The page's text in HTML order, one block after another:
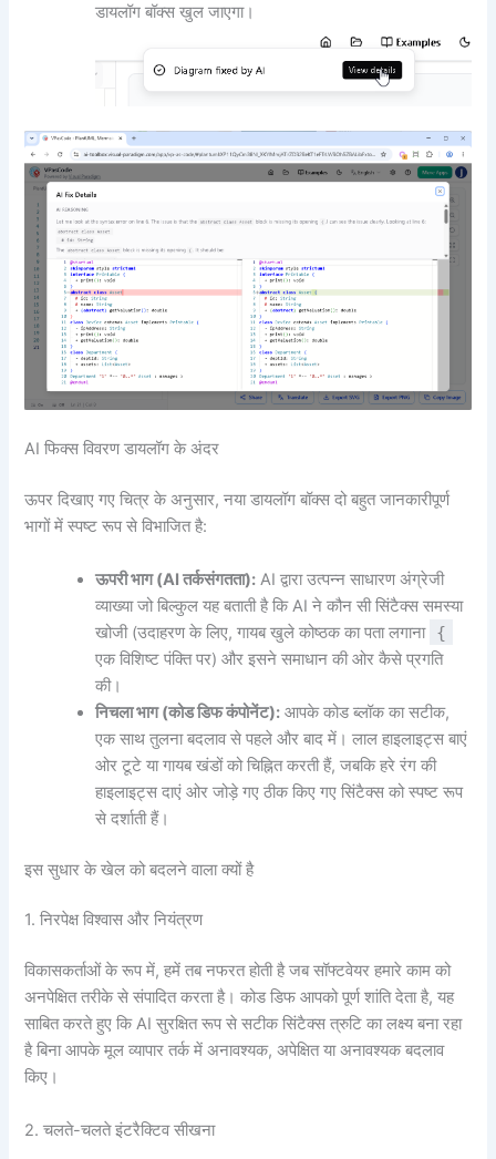
डायलॉग बॉक्स खुल जाएगा।
AI फिक्स विवरण डायलॉग के अंदर
ऊपर दिखाए गए चित्र के अनुसार, नया डायलॉग बॉक्स दो बहुत जानकारीपूर्ण
भागों में स्पष्ट रूप से विभाजित है:
ऊपरी भाग (AI तर्कसंगतता): AI द्वारा उत्पन्न साधारण अंग्रेजी
व्याख्या जो बिल्कुल यह बताती है कि AI ने कौन सी सिंटैक्स समस्या
खोजी (उदाहरण के लिए, गायब खुले कोष्ठक का पता लगाना {
एक विशिष्ट पंक्ति पर) और इसने समाधान की ओर कैसे प्रगति
की।
निचला भाग (कोड डिफ कंपोनेंट): आपके कोड ब्लॉक का सटीक,
एक साथ तुलना बदलाव से पहले और बाद में। लाल हाइलाइट्स बाएं
ओर टूटे या गायब खंडों को चिह्नित करती हैं, जबकि हरे रंग की
हाइलाइट्स दाएं ओर जोड़े गए ठीक किए गए सिंटैक्स को स्पष्ट रूप
से दर्शाती हैं।
इस सुधार के खेल को बदलने वाला क्यों है
1. निरपेक्ष विश्वास और नियंत्रण
विकासकर्ताओं के रूप में, हमें तब नफरत होती है जब सॉफ्टवेयर हमारे काम को
अनपेक्षित तरीके से संपादित करता है। कोड डिफ आपको पूर्ण शांति देता है, यह
साबित करते हुए कि AI सुरक्षित रूप से सटीक सिंटैक्स त्रुटि का लक्ष्य बना रहा
है बिना आपके मूल व्यापार तर्क में अनावश्यक, अपेक्षित या अनावश्यक बदलाव
किए।
2. चलते-चलते इंटरैक्टिव सीखना